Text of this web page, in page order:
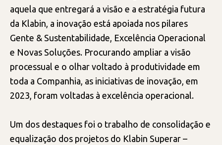
aquela que entregará a visão e a estratégia futura
da Klabin, a inovação está apoiada nos pilares
Gente & Sustentabilidade, Excelência Operacional
e Novas Soluções. Procurando ampliar a visão
processual e o olhar voltado à produtividade em
toda a Companhia, as iniciativas de inovação, em
2023, foram voltadas à excelência operacional.
Um dos destaques foi o trabalho de consolidação e
equalização dos projetos do Klabin Superar –